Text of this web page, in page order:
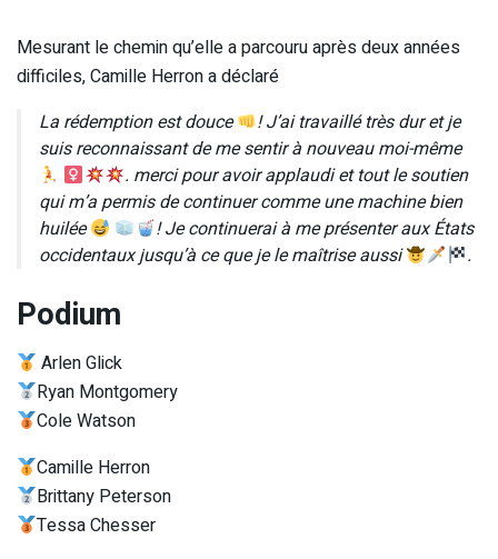
Mesurant le chemin qu’elle a parcouru après deux années
difficiles, Camille Herron a déclaré
La rédemption est douce
! J’ai travaillé très dur et je
suis reconnaissant de me sentir à nouveau moi-même
. merci pour avoir applaudi et tout le soutien
qui m’a permis de continuer comme une machine bien
huilée
! Je continuerai à me présenter aux États
occidentaux jusqu’à ce que je le maîtrise aussi
.
Podium
Arlen Glick
Ryan Montgomery
Cole Watson
Camille Herron
Brittany Peterson
Tessa Chesser